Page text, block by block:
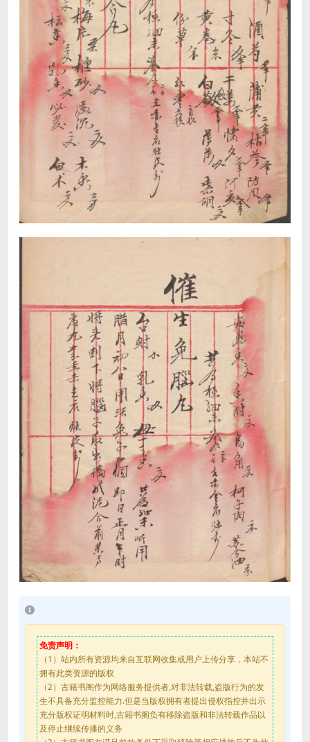
免责声明：
（1）站内所有资源均来自互联网收集或用户上传分享，本站不
拥有此类资源的版权
（2）古籍书阁作为网络服务提供者,对非法转载,盗版行为的发
生不具备充分监控能力.但是当版权拥有者提出侵权指控并出示
充分版权证明材料时,古籍书阁负有移除盗版和非法转载作品以
及停止继续传播的义务